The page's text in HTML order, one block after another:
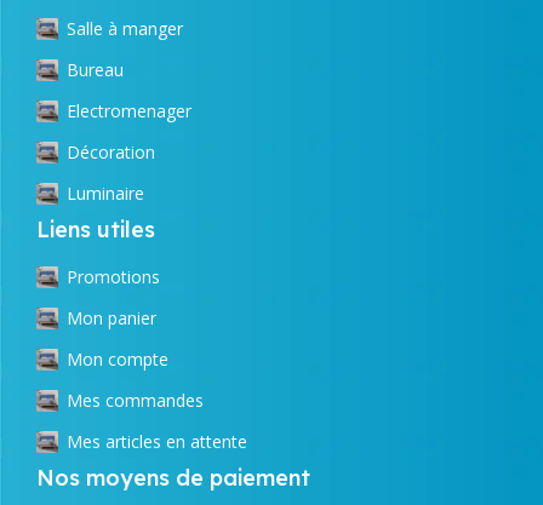
Salle à manger
Bureau
Electromenager
Décoration
Luminaire
Liens utiles
Promotions
Mon panier
Mon compte
Mes commandes
Mes articles en attente
Nos moyens de paiement